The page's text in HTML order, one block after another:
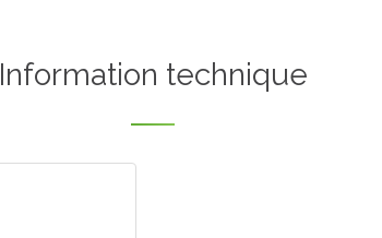
Information technique